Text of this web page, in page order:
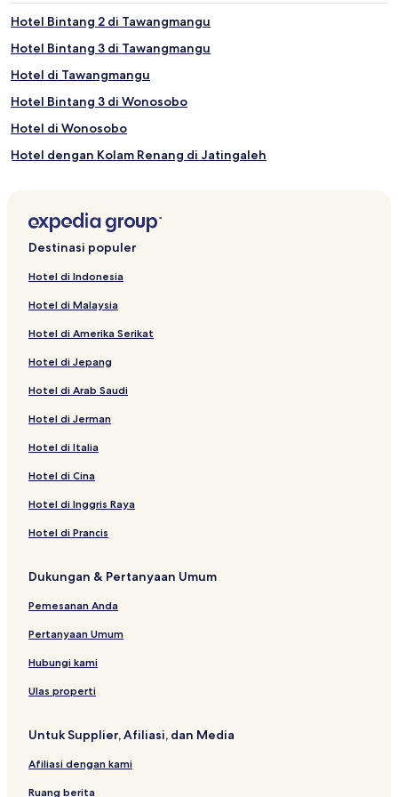
Telaga Warna
Gunung Merapi
Hotel Bintang 2 di Tawangmangu
Hotel Bintang 3 di Tawangmangu
Hotel di Tawangmangu
Hotel Bintang 3 di Wonosobo
Hotel di Wonosobo
Hotel dengan Kolam Renang di Jatingaleh
Hotel di Juwana
Hotel di Bandungan
Rumah Penginapan di Dieng
Rumah Penginapan di Dieng Kulon
Hotel Bintang 3 di Mendut
Hotel di Temanggung
Hotel di Boyolali
Hotel di Parakan
Hotel di Kajen
Hotel di Ajibarang
Hotel di Kutoarjo
Hotel di Sidareja
Hotel di Majenang
Hotel di Gombong
Hotel Murah di Kopeng
Hotel di Kopeng
Apartemen di Tembalang
Destinasi populer
Hotel di Indonesia
Hotel di Malaysia
Hotel di Amerika Serikat
Hotel di Jepang
Hotel di Arab Saudi
Hotel di Jerman
Hotel di Italia
Hotel di Cina
Hotel di Inggris Raya
Hotel di Prancis
Dukungan & Pertanyaan Umum
Pemesanan Anda
Pertanyaan Umum
Hubungi kami
Ulas properti
Untuk Supplier, Afiliasi, dan Media
Afiliasi dengan kami
Ruang berita